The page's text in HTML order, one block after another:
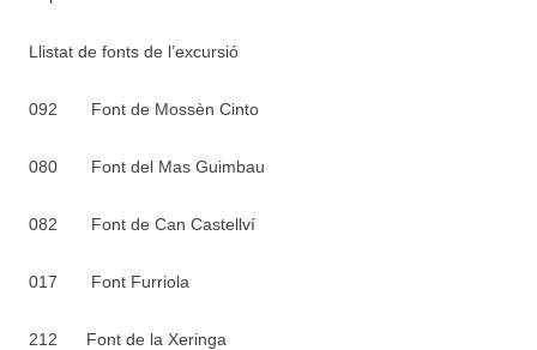
Llistat de fonts de l’excursió
092 Font de Mossèn Cinto
080 Font del Mas Guimbau
082 Font de Can Castellví
017 Font Furriola
212 Font de la Xeringa